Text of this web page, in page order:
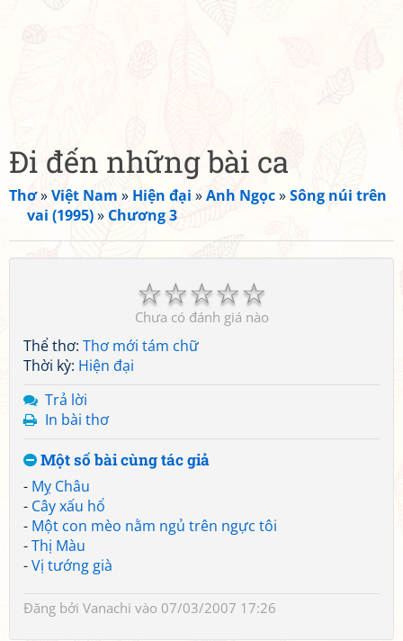
Đi đến những bài ca
Thơ»Việt Nam » Hiện đại »Anh Ngọc»Sông núi trên
vai (1995)» Chương 3
☆
☆
☆
☆
☆
Chưa có đánh giá nào
Thể thơ: Thơ mới tám chữ
Thời kỳ: Hiện đại
Trả lời
In bài thơ
Một số bài cùng tác giả
- Mỵ Châu
- Cây xấu hổ
- Một con mèo nằm ngủ trên ngực tôi
-Thị Màu
-Vị tướng già
Đăng bởi Vanachi vào 07/03/2007 17:26